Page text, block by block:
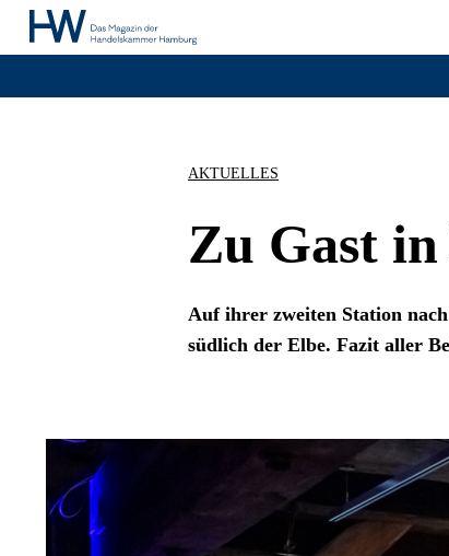
AKTUELLES
Zu Gast
Auf ihrer zweiten Station
südlich der Elbe. Fazit aller